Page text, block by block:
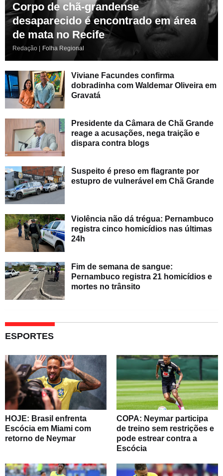
Corpo de chã-grandense
desaparecido é encontrado em área
de mata no Recife
Redação | Folha Regional
Viviane Facundes confirma
dobradinha com Waldemar Oliveira em
Gravatá
Presidente da Câmara de Chã Grande
reage a acusações, nega traição e
dispara contra blogs
Suspeito é preso em flagrante por
estupro de vulnerável em Chã Grande
Violência não dá trégua: Pernambuco
registra cinco homicídios nas últimas
24h
Fim de semana de sangue:
Pernambuco registra 21 homicídios e
mortes no trânsito
ESPORTES
HOJE: Brasil enfrenta
Escócia em Miami com
retorno de Neymar
COPA: Neymar participa
de treino sem restrições e
pode estrear contra a
Escócia